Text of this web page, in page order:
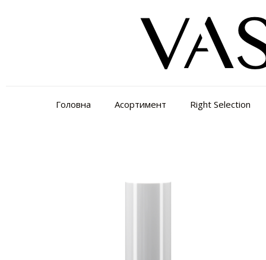
Головна Асортимент Right Selection